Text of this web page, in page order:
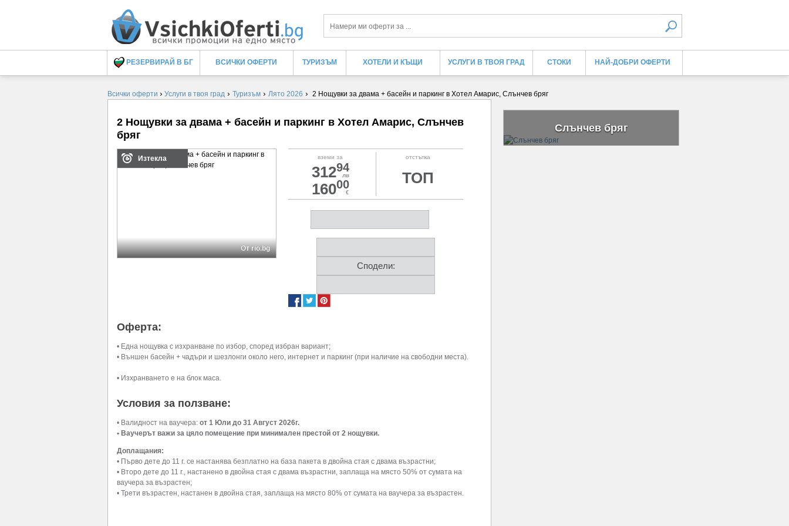
Търси
РЕЗЕРВИРАЙ В БГ ВСИЧКИ ОФЕРТИ ТУРИЗЪМ ХОТЕЛИ И КЪЩИ УСЛУГИ В ТВОЯ ГРАД СТОКИ НАЙ-ДОБРИ ОФЕРТИ
Всички оферти › Услуги в твоя град › Туризъм › Лято 2026 › 2 Нощувки за двама + басейн и паркинг в Хотел Амарис, Слънчев бряг
2 Нощувки за двама + басейн и паркинг в Хотел Амарис, Слънчев
бряг
Изтекла
От rio.bg
вземи за
31294
лв
16000
€
отстъпка
ТОП
Сподели:
Оферта:
• Една нощувка с изхранване по избор, според избран вариант;
• Външен басейн + чадъри и шезлонги около него, интернет и паркинг (при наличие на свободни места).
• Изхранването е на блок маса.
Условия за ползване:
• Валидност на ваучера: от 1 Юли до 31 Август 2026г.
• Ваучерът важи за цяло помещение при минимален престой от 2 нощувки.
Доплащания:
• Първо дете до 11 г. се настанява безплатно на база пакета в двойна стая с двама възрастни;
• Второ дете до 11 г., настанено в двойна стая с двама възрастни, заплаща на място 50% от сумата на
ваучера за възрастен;
• Трети възрастен, настанен в двойна стая, заплаща на място 80% от сумата на ваучера за възрастен.
Слънчев бряг